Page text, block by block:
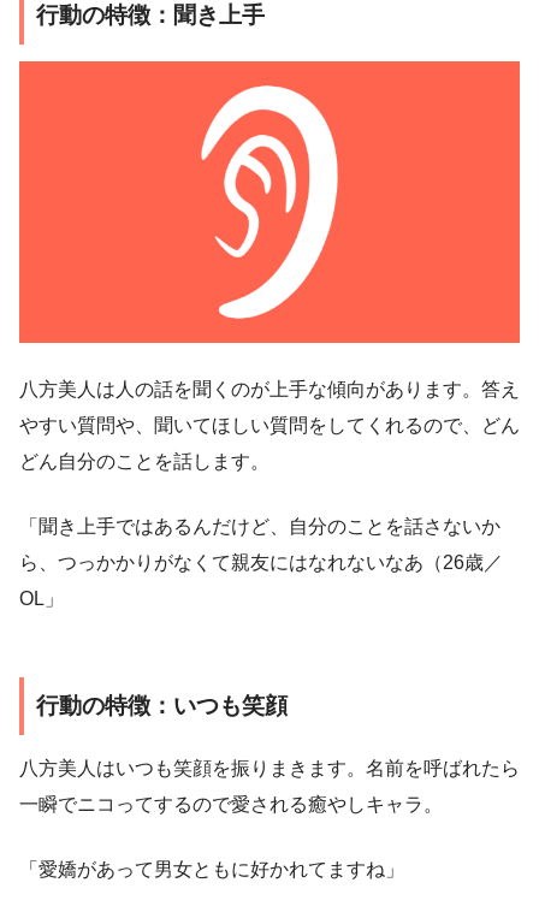
行動の特徴：聞き上手
八方美人は人の話を聞くのが上手な傾向があります。答え
やすい質問や、聞いてほしい質問をしてくれるので、どん
どん自分のことを話します。
「聞き上手ではあるんだけど、自分のことを話さないか
ら、つっかかりがなくて親友にはなれないなあ（26歳／
OL」
行動の特徴：いつも笑顔
八方美人はいつも笑顔を振りまきます。名前を呼ばれたら
一瞬でニコってするので愛される癒やしキャラ。
「愛嬌があって男女ともに好かれてますね」